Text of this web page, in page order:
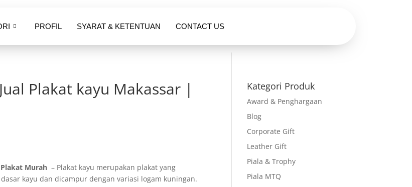
PROFIL SYARAT & KETENTUAN CONTACT US
Plakat kayu Makassar |
Plakat Murah– Plakat kayu merupakan plakat yang
kayu dan dicampur dengan variasi logam kuningan.
Kategori Produk
Award & Penghargaan
Blog
Corporate Gift
Leather Gift
Piala & Trophy
Piala MTQ